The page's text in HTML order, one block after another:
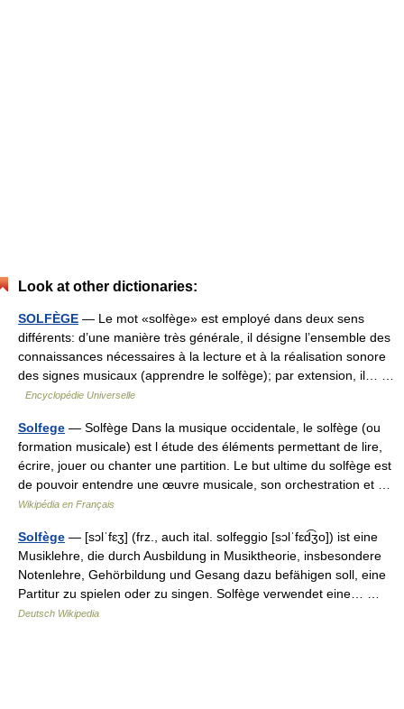
Look at other dictionaries:
SOLFÈGE — Le mot «solfège» est employé dans deux sens
différents: d’une manière très générale, il désigne l’ensemble des
connaissances nécessaires à la lecture et à la réalisation sonore
des signes musicaux (apprendre le solfège); par extension, il… …
Encyclopédie Universelle
Solfege — Solfège Dans la musique occidentale, le solfège (ou
formation musicale) est l étude des éléments permettant de lire,
écrire, jouer ou chanter une partition. Le but ultime du solfège est
de pouvoir entendre une œuvre musicale, son orchestration et …
Wikipédia en Français
Solfège — [sɔlˈfɛʒ] (frz., auch ital. solfeggio [sɔlˈfɛd͡ʒo]) ist eine
Musiklehre, die durch Ausbildung in Musiktheorie, insbesondere
Notenlehre, Gehörbildung und Gesang dazu befähigen soll, eine
Partitur zu spielen oder zu singen. Solfège verwendet eine… …
Deutsch Wikipedia